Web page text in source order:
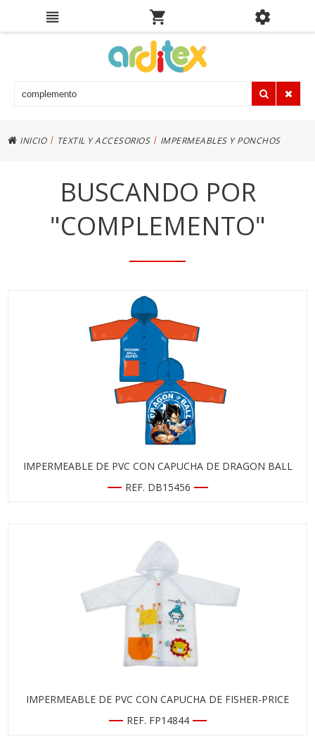
INICIO | TEXTIL Y ACCESORIOS | IMPERMEABLES Y PONCHOS
BUSCANDO POR
"COMPLEMENTO"
IMPERMEABLE DE PVC CON CAPUCHA DE DRAGON BALL
REF. DB15456
IMPERMEABLE DE PVC CON CAPUCHA DE FISHER-PRICE
REF. FP14844